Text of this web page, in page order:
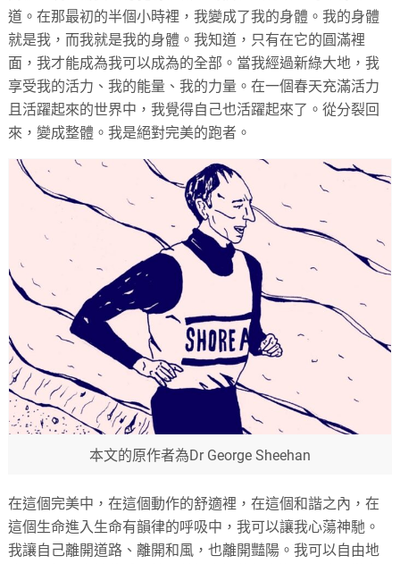
道。在那最初的半個小時裡，我變成了我的身體。我的身體
就是我，而我就是我的身體。我知道，只有在它的圓滿裡
面，我才能成為我可以成為的全部。當我經過新綠大地，我
享受我的活力、我的能量、我的力量。在一個春天充滿活力
且活躍起來的世界中，我覺得自己也活躍起來了。從分裂回
來，變成整體。我是絕對完美的跑者。
本文的原作者為Dr George Sheehan
在這個完美中，在這個動作的舒適裡，在這個和諧之內，在
這個生命進入生命有韻律的呼吸中，我可以讓我心蕩神馳。
我讓自己離開道路、離開和風，也離開豔陽。我可以自由地